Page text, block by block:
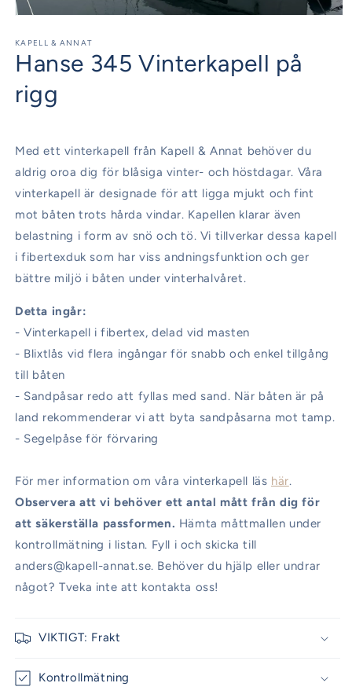
1
i
modalfönster
KAPELL & ANNAT
Hanse 345 Vinterkapell på
rigg
Med ett vinterkapell från Kapell & Annat behöver du
aldrig oroa dig för blåsiga vinter- och höstdagar. Våra
vinterkapell är designade för att ligga mjukt och fint
mot båten trots hårda vindar. Kapellen klarar även
belastning i form av snö och tö. Vi tillverkar dessa kapell
i fibertexduk som har viss andningsfunktion och ger
bättre miljö i båten under vinterhalvåret.
Detta ingår:
- Vinterkapell i fibertex, delad vid masten
- Blixtlås vid flera ingångar för snabb och enkel tillgång
till båten
- Sandpåsar redo att fyllas med sand. När båten är på
land rekommenderar vi att byta sandpåsarna mot tamp.
- Segelpåse för förvaring
För mer information om våra vinterkapell läs här.
Observera att vi behöver ett antal mått från dig för
att säkerställa passformen. Hämta måttmallen under
kontrollmätning i listan. Fyll i och skicka till
anders@kapell-annat.se. Behöver du hjälp eller undrar
något? Tveka inte att kontakta oss!
VIKTIGT: Frakt
Kontrollmätning